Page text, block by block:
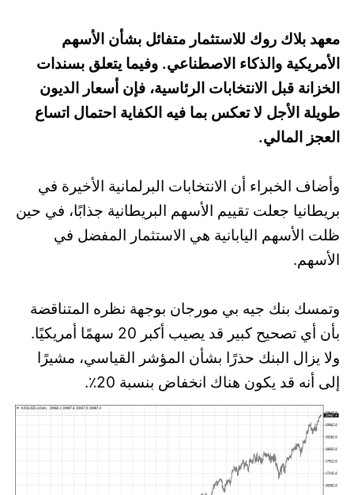
معهد بلاك روك للاستثمار متفائل بشأن الأسهم
الأمريكية والذكاء الاصطناعي. وفيما يتعلق بسندات
الخزانة قبل الانتخابات الرئاسية، فإن أسعار الديون
طويلة الأجل لا تعكس بما فيه الكفاية احتمال اتساع
العجز المالي.
وأضاف الخبراء أن الانتخابات البرلمانية الأخيرة في
بريطانيا جعلت تقييم الأسهم البريطانية جذابًا، في حين
ظلت الأسهم اليابانية هي الاستثمار المفضل في
الأسهم.
وتمسك بنك جيه بي مورجان بوجهة نظره المتناقضة
بأن أي تصحيح كبير قد يصيب أكبر 20 سهمًا أمريكيًا.
ولا يزال البنك حذرًا بشأن المؤشر القياسي، مشيرًا
إلى أنه قد يكون هناك انخفاض بنسبة 20٪.